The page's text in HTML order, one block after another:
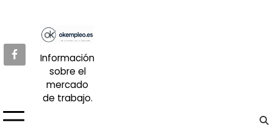
Información
sobre el
mercado
de trabajo.